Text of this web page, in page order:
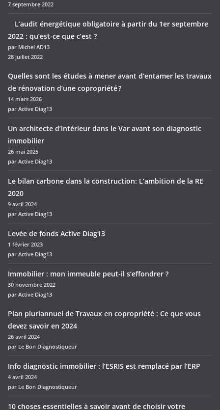
7 septembre 2022
L’audit énergétique obligatoire à partir du 1er septembre
2022 : qu’est-ce que c’est ?
par Michel AD13
28 juillet 2022
Quelles sont les études à mener avant d’entamer les travaux
de rénovation d’une copropriété ?
14 mars 2026
par Active Diag13
Un architecte d’intérieur dans le Var avant son diagnostic
immobilier
26 mai 2025
par Active Diag13
Le bilan carbone dans la construction: L’ambition de la RE
2020
9 avril 2024
par Active Diag13
Levée de fonds Active Diag13
1 février 2023
par Active Diag13
Immobilier : mon immeuble peut-il s’effondrer ?
30 novembre 2022
par Active Diag13
Plan pluriannuel de Travaux en copropriété : Ce que vous
devez savoir en 2024
26 avril 2024
par Le Bon Diagnostiqueur
Info diagnostic immobilier : l’ESRIS est remplacé par l’ERP
4 avril 2024
par Le Bon Diagnostiqueur
10 choses essentielles à savoir avant de choisir votre